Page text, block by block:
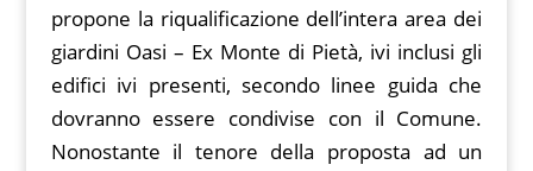
propone la riqualificazione dell’intera area dei
giardini Oasi – Ex Monte di Pietà, ivi inclusi gli
edifici ivi presenti, secondo linee guida che
dovranno essere condivise con il Comune.
Nonostante il tenore della proposta ad un